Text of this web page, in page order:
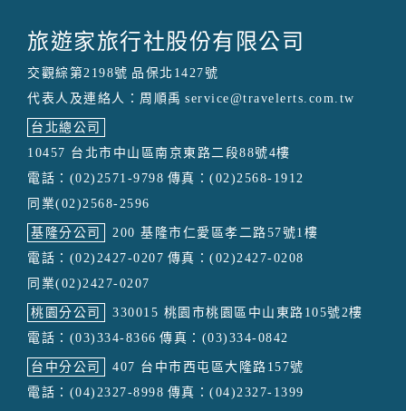
旅遊家旅行社股份有限公司
交觀綜第2198號 品保北1427號
代表人及連絡人：周順禹 service@travelerts.com.tw
台北總公司
10457 台北市中山區南京東路二段88號4樓
電話：(02)2571-9798 傳真：(02)2568-1912
同業(02)2568-2596
基隆分公司
200 基隆市仁愛區孝二路57號1樓
電話：(02)2427-0207 傳真：(02)2427-0208
同業(02)2427-0207
桃園分公司
330015 桃園市桃園區中山東路105號2樓
電話：(03)334-8366 傳真：(03)334-0842
台中分公司
407 台中市西屯區大隆路157號
電話：(04)2327-8998 傳真：(04)2327-1399